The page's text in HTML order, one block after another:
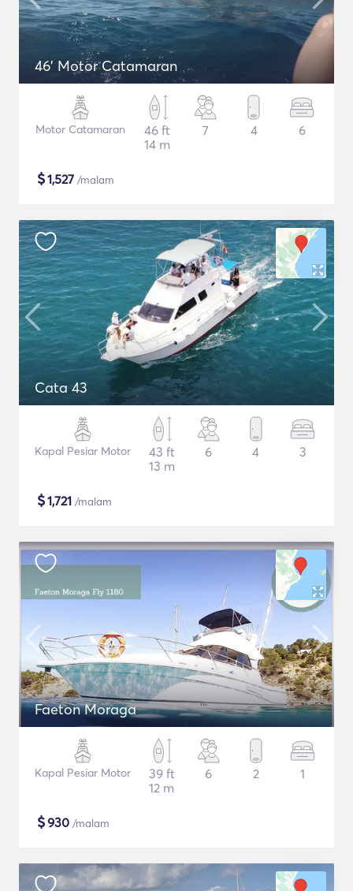
46' Motor Catamaran
Motor Catamaran
46 ft
14 m
7 4 6
$1,527 /malam
Cata 43
Kapal Pesiar Motor
43 ft
13 m
6 4 3
$1,721 /malam
Faeton Moraga
Kapal Pesiar Motor
39 ft
12 m
6 2 1
$930 /malam